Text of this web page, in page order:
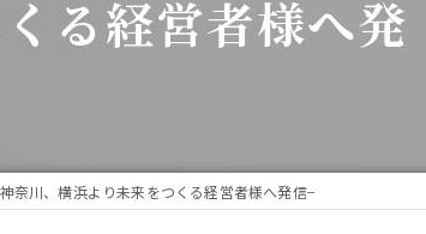
る経営者様へ発
奈川、横浜より未来をつくる経営者様へ発信−